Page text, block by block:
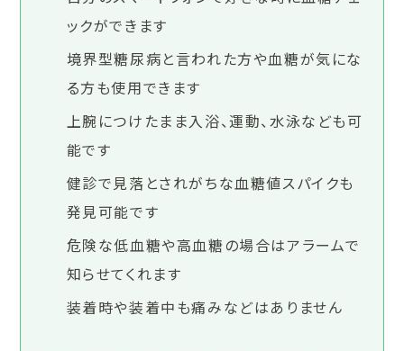
ックができます
境界型糖尿病と言われた方や血糖が気にな
る方も使用できます
上腕につけたまま入浴、運動、水泳なども可
能です
健診で見落とされがちな血糖値スパイクも
発見可能です
危険な低血糖や高血糖の場合はアラームで
知らせてくれます
装着時や装着中も痛みなどはありません